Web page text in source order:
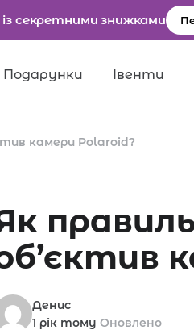
секретними знижками
Подарунки Івенти
камери Polaroid?
Денис
1 рік тому Оновлено